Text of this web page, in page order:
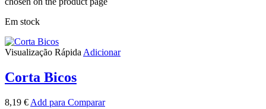
Em stock
Visualização Rápida Adicionar
Corta Bicos
8,19 € Add para Comparar